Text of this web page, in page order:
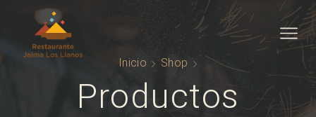
Inicio Shop
Productos